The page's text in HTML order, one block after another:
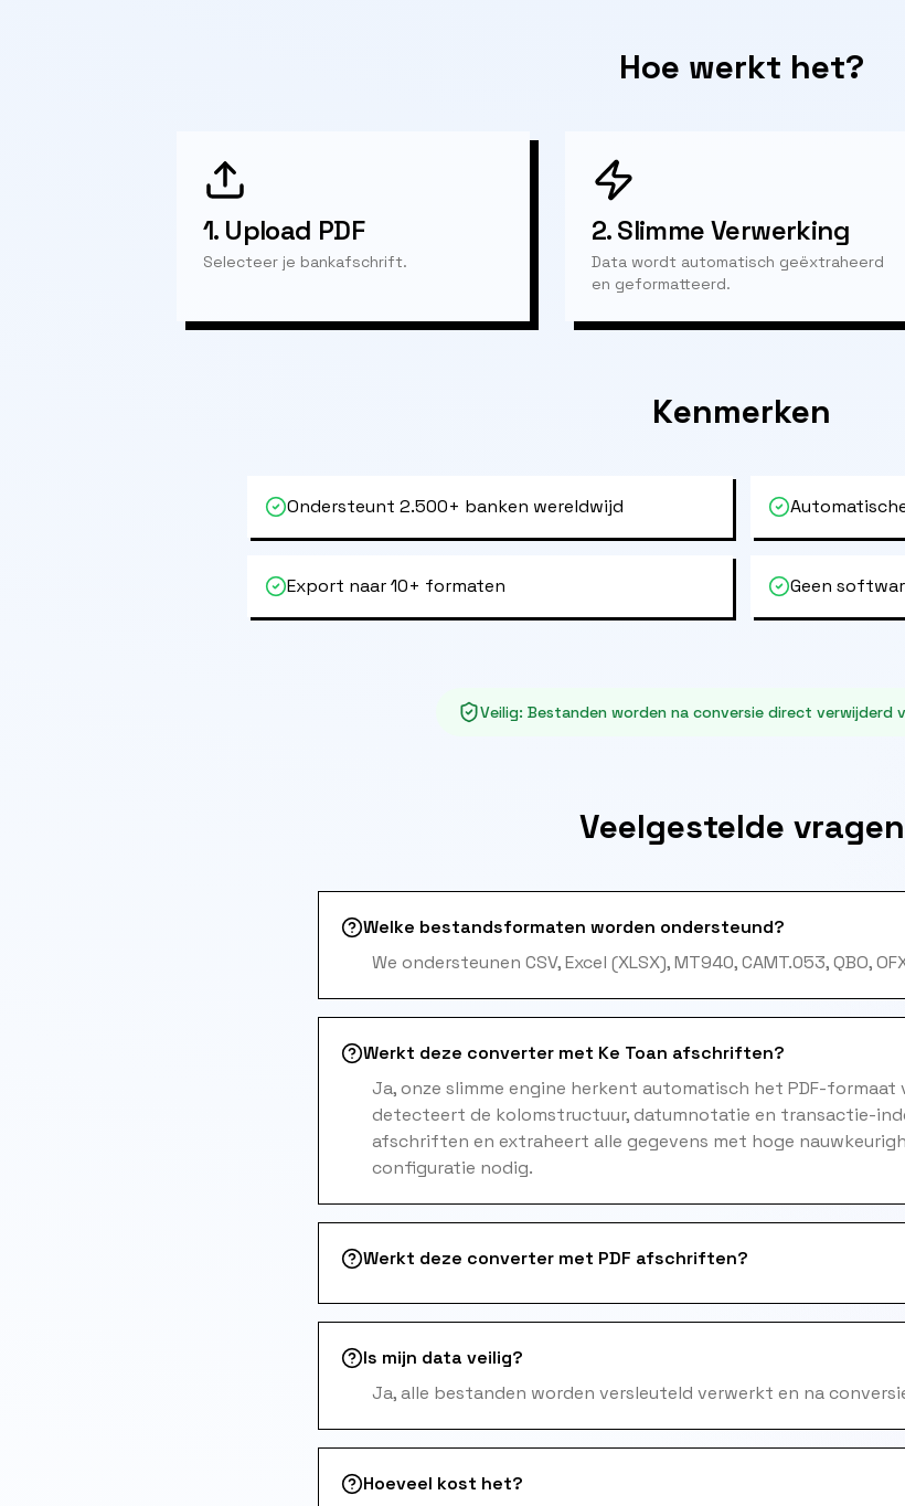
Hoe werkt het?
1. Upload PDF
Selecteer je bankafschrift.
2.Slimme Verwerking
Data wordt automatisch geëxtraheerd
en geformatteerd.
Kenmerken
Ondersteunt 2.500+ banken wereldwijd
Export naar 10+ formaten Geen
Veilig: Bestanden worden na conversie direct verwijderd
Veelgestelde vragen
Welke bestandsformaten worden ondersteund?
We ondersteunen CSV, Excel (XLSX), MT940, CAMT.053, QBO,
Werkt deze converter met Ke Toan afschriften?
Ja, onze slimme engine herkent automatisch het PDF-formaat
detecteert de kolomstructuur, datumnotatie en transactie-
afschriften en extraheert alle gegevens met hoge
configuratie nodig.
Werkt deze converter met PDF afschriften?
Is mijn data veilig?
Ja, alle bestanden worden versleuteld verwerkt en na
Hoeveel kost het?